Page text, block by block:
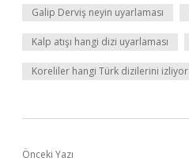
Galip Derviş neyin uyarlaması
Kalp atışı hangi dizi uyarlaması
Koreliler hangi Türk dizilerini izliyor
Önceki Yazı